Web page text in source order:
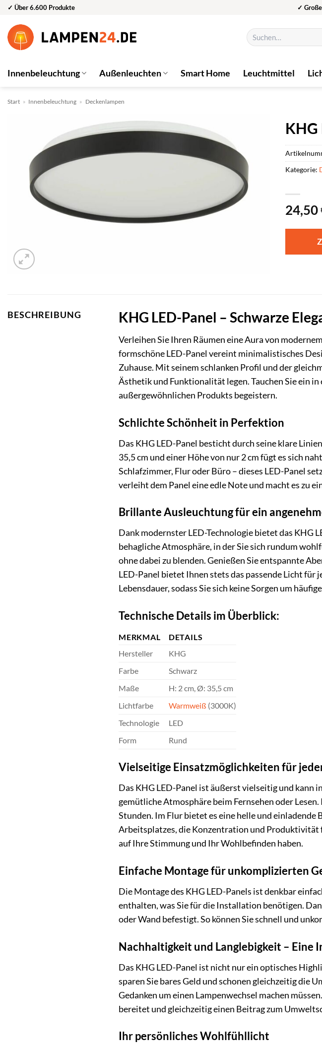
Zum
springen
✓ Über 6.600 Produkte ✓
Suchen
nach:
Innenbeleuchtung Außenleuchten Smart Home Leuchtmittel
Start » Innenbeleuchtung » Deckenlampen
KHG
24,50
Kategorie:
BESCHREIBUNG KHG LED-Panel – Schwarze
Verleihen Sie Ihren Räumen eine Aura von
formschöne LED-Panel vereint minimalistisches
Zuhause. Mit seinem schlanken Profil und der
Ästhetik und Funktionalität legen. Tauchen Sie ein
außergewöhnlichen Produkts begeistern.
Schlichte Schönheit in Perfektion
Das KHG LED-Panel besticht durch seine klare
35,5 cm und einer Höhe von nur 2 cm fügt es sich
Schlafzimmer, Flur oder Büro – dieses LED-Panel
verleiht dem Panel eine edle Note und macht es zu
Brillante Ausleuchtung für ein
Dank modernster LED-Technologie bietet das KHG
behagliche Atmosphäre, in der Sie sich rundum
ohne dabei zu blenden. Genießen Sie entspannte
LED-Panel bietet Ihnen stets das passende Licht für
Lebensdauer, sodass Sie sich keine Sorgen um
Technische Details im Überblick:
MERKMAL
DETAILS
Hersteller
KHG
Farbe
Schwarz
Maße
H: 2 cm, Ø: 35,5 cm
Lichtfarbe
Warmweiß (3000K)
Technologie
LED
Form
Rund
Vielseitige Einsatzmöglichkeiten für
Das KHG LED-Panel ist äußerst vielseitig und kann
gemütliche Atmosphäre beim Fernsehen oder
Stunden. Im Flur bietet es eine helle und
Arbeitsplatzes, die Konzentration und Produktivität
auf Ihre Stimmung und Ihr Wohlbefinden haben.
Einfache Montage für unkomplizierten
Die Montage des KHG LED-Panels ist denkbar
enthalten, was Sie für die Installation benötigen.
oder Wand befestigt. So können Sie schnell und
Nachhaltigkeit und Langlebigkeit – Eine
Das KHG LED-Panel ist nicht nur ein optisches
sparen Sie bares Geld und schonen gleichzeitig die
Gedanken um einen Lampenwechsel machen
bereitet und gleichzeitig einen Beitrag zum
Ihr persönliches Wohlfühllicht